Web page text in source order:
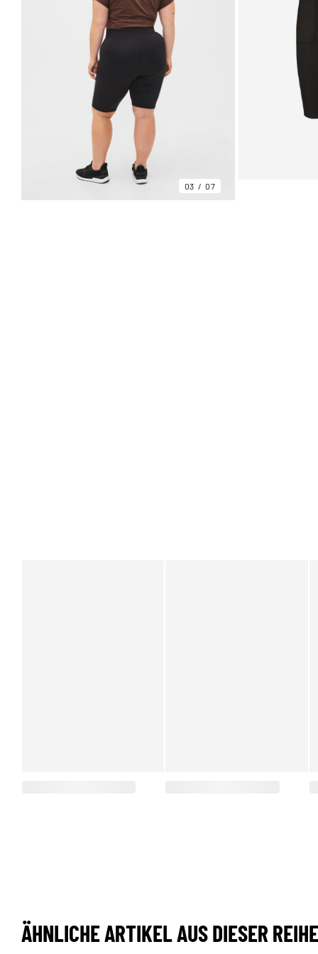
03 07
ÄHNLICHE ARTIKEL AUS DIESER REIHE